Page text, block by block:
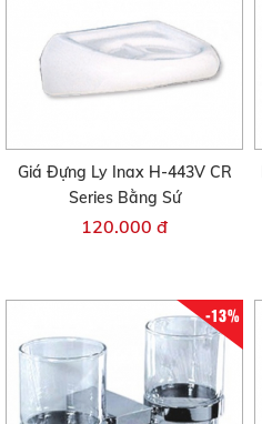
Giá Đựng Ly Inax H-443V CR
Series Bằng Sứ
120.000 đ
-13%